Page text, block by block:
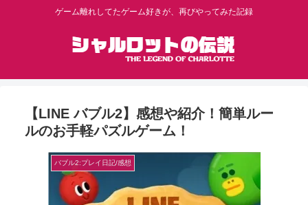
ゲーム離れしてたゲーム好きが、再びやってみた記録
【LINE バブル2】感想や紹介！簡単ルー
ルのお手軽パズルゲーム！
バブル2:プレイ日記/感想